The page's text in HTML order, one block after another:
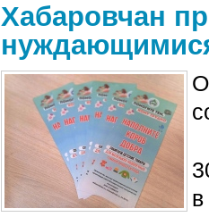
Хабаровчан